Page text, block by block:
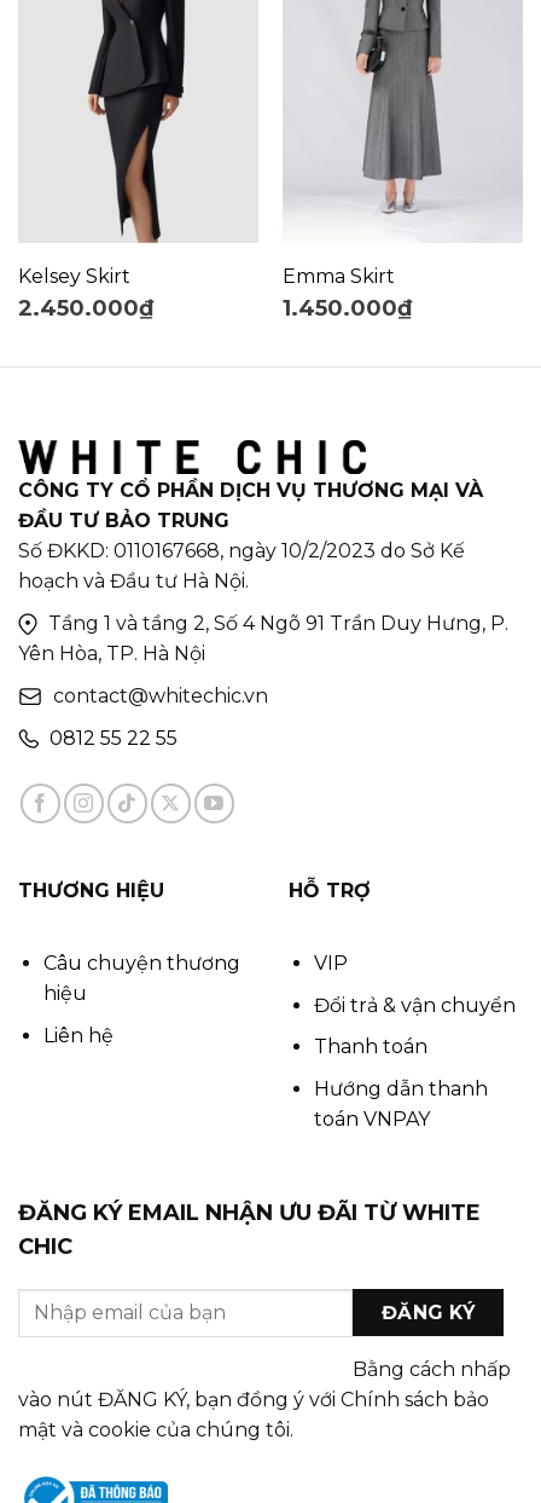
Kelsey Skirt
2.450.000₫
Emma Skirt
1.450.000₫
CÔNG TY CỔ PHẦN DỊCH VỤ THƯƠNG MẠI VÀ
ĐẦU TƯ BẢO TRUNG
Số ĐKKD: 0110167668, ngày 10/2/2023 do Sở Kế
hoạch và Đầu tư Hà Nội.
Tầng 1 và tầng 2, Số 4 Ngõ 91 Trần Duy Hưng, P.
Yên Hòa, TP. Hà Nội
contact@whitechic.vn
0812 55 22 55
THƯƠNG HIỆU
Câu chuyện thương
hiệu
Liên hệ
HỖ TRỢ
VIP
Đổi trả & vận chuyển
Thanh toán
Hướng dẫn thanh
toán VNPAY
ĐĂNG KÝ EMAIL NHẬN ƯU ĐÃI TỪ WHITE
CHIC
Bằng cách nhấp
vào nút ĐĂNG KÝ, bạn đồng ý với Chính sách bảo
mật và cookie của chúng tôi.